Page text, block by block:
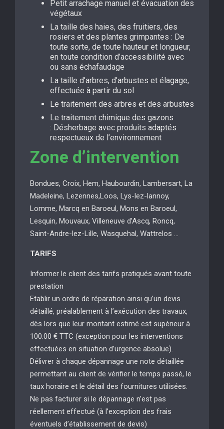
Petit arrachage manuel et évacuation des
végétaux
La taille des haies, des fruitiers, des
rosiers et des plantes grimpantes : De
toute sorte, de toute hauteur et longueur,
en toute condition d’accessibilité avec
ou sans échafaudage
La taille d’arbres, d’arbustes et élagage,
effectuée à partir du sol
Le traitement des arbres et des arbustes
Le traitement chimique des gazons
: Désherbage avec produits adaptés
respectueux de l’environnement
Zone d’intervention
Bondues, Croix, Hem, Haubourdin, Lambersart, La
Madeleine, Lezennes,Loos, Lys-lez-lannoy,
Lomme, Marcq en Baroeul, Mons en Baroeul,
Lesquin, Mouvaux, Villeneuve d’Ascq, Roncq,
Saint-Andre-lez-Lille, Wasquehal, Wattrelos …
TARIFS
Informer le client des tarifs pratiqués avant toute
prestation
Etablir un ordre de réparation ainsi qu’un devis
détaillé, préalablement à l’exécution des travaux,
dès lors que leur montant estimé est supérieur à
100.00 € TTC (exception pour les interventions
effectuées en situation d’urgence absolue).
Délivrer à chaque dépannage une note détaillée
permettant au client de vérifier le temps passé, le
taux horaire et le détail des fournitures utilisées.
Ne pas facturer si le dépannage n’est pas
réellement effectué (à l’exception des frais
éventuels d’établissement de devis)